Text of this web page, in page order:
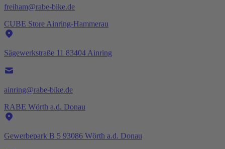
freiham@rabe-bike.de
CUBE Store Ainring-Hammerau
Sägewerkstraße 11 83404 Ainring
ainring@rabe-bike.de
RABE Wörth a.d. Donau
Gewerbepark B 5 93086 Wörth a.d. Donau